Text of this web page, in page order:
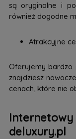
są oryginalne i
również dogodne
Atrakcyjne
Oferujemy bardzo
znajdziesz
cenach, które nie
deluxury.pl